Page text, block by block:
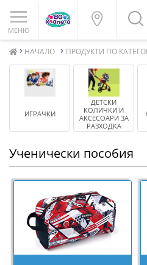
МЕНЮ
НАЧАЛО ПРОДУКТИ ПО
ИГРАЧКИ
ДЕТСКИ
КОЛИЧКИ И
АКСЕСОАРИ ЗА
РАЗХОДКА
Ученически пособия